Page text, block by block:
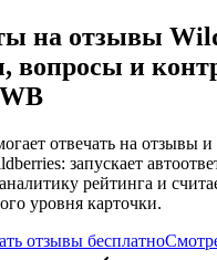
на отзывы
вопросы и
отвечать на отзывы
запускает
рейтинга и
уровня карточки.
отзывы бесплатно